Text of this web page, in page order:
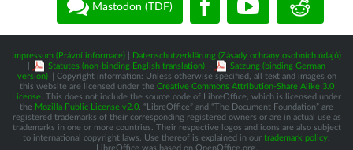
Mastodon (TDF)
Impressum (Právní informace)
Datenschutzerklärung (Zásady ochrany osobních údajů)
Statutes (non-binding English translation) -
Satzung (binding German
version)
| Copyright information: Unless otherwise specified, all text and images on
this website are licensed under the Creative Commons Attribution-Share Alike 3.0
License . This does not include the source code of LibreOffice, which is licensed under
the Mozilla Public License v2.0 . “LibreOffice” and “The Document Foundation” are
registered trademarks of their corresponding registered owners or are in actual use as
trademarks in one or more countries. Their respective logos and icons are also subject
to international copyright laws. Use thereof is explained in our trademark policy
LibreOffice was based on OpenOffice.org.